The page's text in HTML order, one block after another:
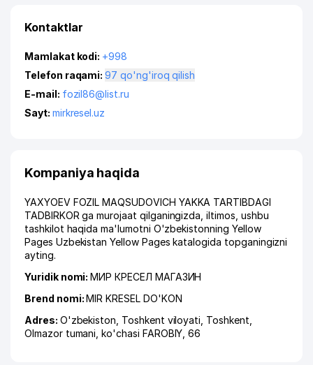
Kontaktlar
Mamlakat kodi: +998
Telefon raqami:
97 qo'ng'iroq qilish
E-mail: fozil86@list.ru
Sayt: mirkresel.uz
Kompaniya haqida
YAXYOEV FOZIL MAQSUDOVICH YAKKA TARTIBDAGI
TADBIRKOR ga murojaat qilganingizda, iltimos, ushbu
tashkilot haqida ma'lumotni O'zbekistonning Yellow
Pages Uzbekistan Yellow Pages katalogida topganingizni
ayting.
Yuridik nomi:МИР КРЕСЕЛ МАГАЗИН
Brend nomi:MIR KRESEL DO'KON
Adres: O'zbekiston, Toshkent viloyati Toshkent
Olmazor tumani ,ko'chasi FAROBIY , 66